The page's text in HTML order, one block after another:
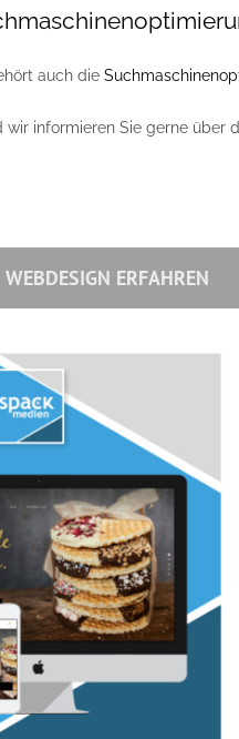
auch die
wir informieren Sie gerne über
ERFAHREN